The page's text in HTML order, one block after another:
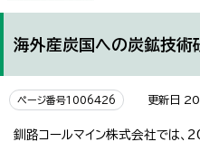
海外産炭国への炭鉱技術
ページ番号1006426 更新日
釧路コールマイン株式会社では、